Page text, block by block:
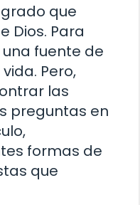
que
Dios. Para
fuente de
Pero,
las
preguntas en
formas de
que